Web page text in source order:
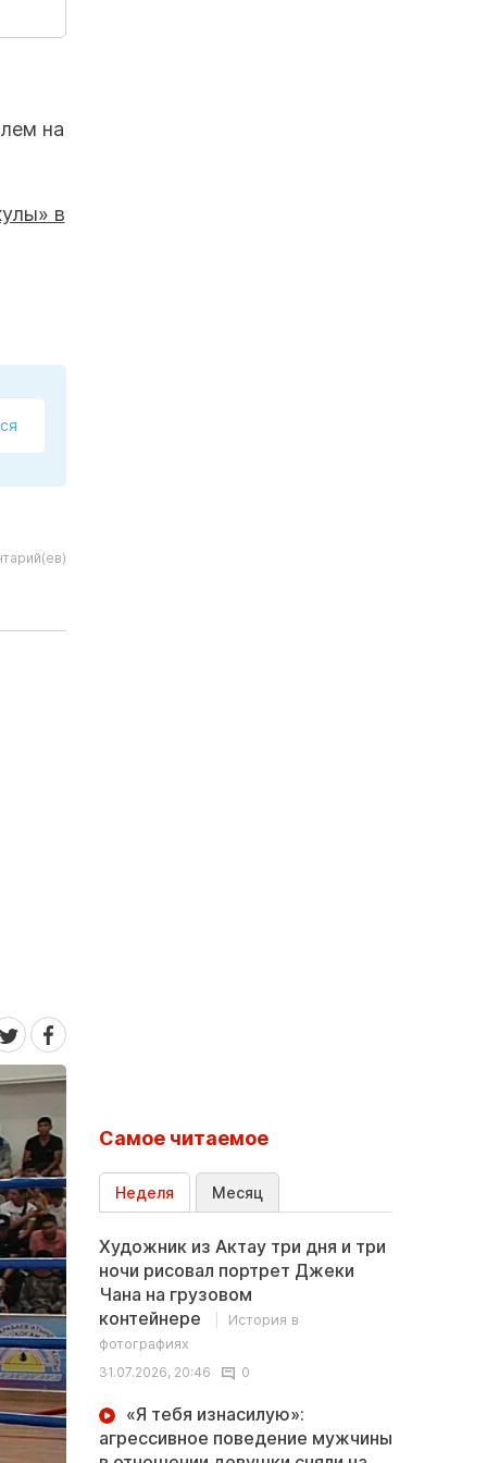
на
Самое читаемое
Неделя Месяц
Художник из Актау три дня и три
ночи рисовал портрет Джеки
Чана на грузовом
контейнере
История в
фотографиях
31.07.2026, 20:46
0
«Я тебя изнасилую»:
агрессивное поведение мужчины